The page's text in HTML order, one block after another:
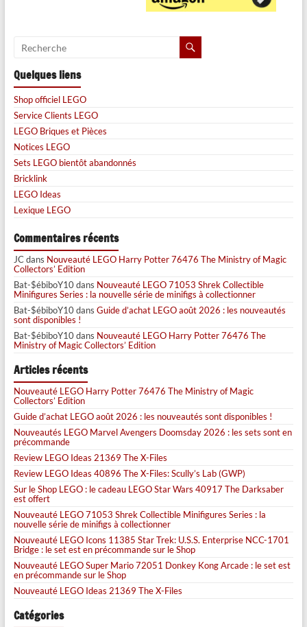
Quelques liens
Shop officiel LEGO
Service Clients LEGO
LEGO Briques et Pièces
Notices LEGO
Sets LEGO bientôt abandonnés
Bricklink
LEGO Ideas
Lexique LEGO
Commentaires récents
JCdans Nouveauté LEGO Harry Potter 76476 The Ministry of Magic
Collectors’ Edition
Bat-$ébiboY10dans Nouveauté LEGO 71053 Shrek Collectible
Minifigures Series : la nouvelle série de minifigs à collectionner
Bat-$ébiboY10dans Guide d’achat LEGO août 2026 : les nouveautés
sont disponibles !
Bat-$ébiboY10dans Nouveauté LEGO Harry Potter 76476 The
Ministry of Magic Collectors’ Edition
Articles récents
Nouveauté LEGO Harry Potter 76476 The Ministry of Magic
Collectors’ Edition
Guide d’achat LEGO août 2026 : les nouveautés sont disponibles !
Nouveautés LEGO Marvel Avengers Doomsday 2026 : les sets sont en
précommande
Review LEGO Ideas 21369 The X-Files
Review LEGO Ideas 40896 The X-Files: Scully’s Lab (GWP)
Sur le Shop LEGO : le cadeau LEGO Star Wars 40917 The Darksaber
est offert
Nouveauté LEGO 71053 Shrek Collectible Minifigures Series : la
nouvelle série de minifigs à collectionner
Nouveauté LEGO Icons 11385 Star Trek: U.S.S. Enterprise NCC-1701
Bridge : le set est en précommande sur le Shop
Nouveauté LEGO Super Mario 72051 Donkey Kong Arcade : le set est
en précommande sur le Shop
Nouveauté LEGO Ideas 21369 The X-Files
Catégories